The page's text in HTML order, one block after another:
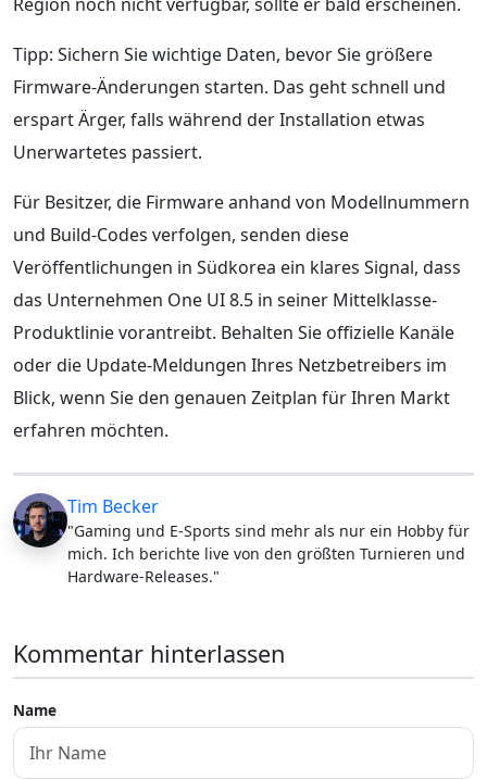
Tipp: Sichern Sie wichtige Daten, bevor Sie größere
Firmware-Änderungen starten. Das geht schnell und
erspart Ärger, falls während der Installation etwas
Unerwartetes passiert.
Für Besitzer, die Firmware anhand von Modellnummern
und Build-Codes verfolgen, senden diese
Veröffentlichungen in Südkorea ein klares Signal, dass
das Unternehmen One UI 8.5 in seiner Mittelklasse-
Produktlinie vorantreibt. Behalten Sie offizielle Kanäle
oder die Update-Meldungen Ihres Netzbetreibers im
Blick, wenn Sie den genauen Zeitplan für Ihren Markt
erfahren möchten.
Tim Becker
"Gaming und E-Sports sind mehr als nur ein Hobby für
mich. Ich berichte live von den größten Turnieren und
Hardware-Releases."
Kommentar hinterlassen
Name